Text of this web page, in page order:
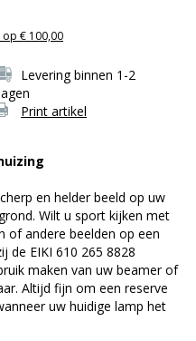
op € 100,00
Levering binnen 1-2
Print artikel
en helder beeld op uw
Wilt u sport kijken met
of andere beelden op een
de EIKI 610 265 8828
maken van uw beamer of
Altijd fijn om een reserve
uw huidige lamp het